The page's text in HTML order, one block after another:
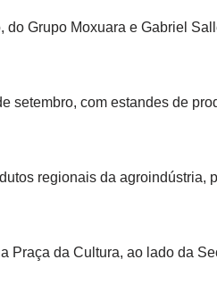
do Grupo Moxuara e Gabriel
setembro, com estandes de
regionais da agroindústria,
Praça da Cultura, ao lado da